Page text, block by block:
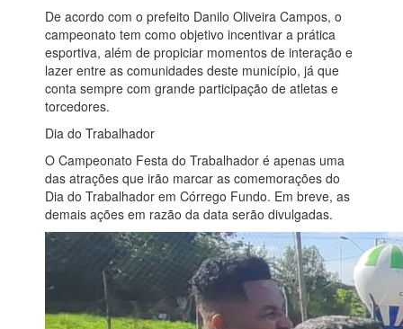
De acordo com o prefeito Danilo Oliveira Campos, o
campeonato tem como objetivo incentivar a prática
esportiva, além de propiciar momentos de interação e
lazer entre as comunidades deste município, já que
conta sempre com grande participação de atletas e
torcedores.
Dia do Trabalhador
O Campeonato Festa do Trabalhador é apenas uma
das atrações que irão marcar as comemorações do
Dia do Trabalhador em Córrego Fundo. Em breve, as
demais ações em razão da data serão divulgadas.